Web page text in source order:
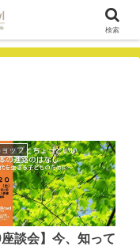
ップ
座談会】今、知って
検索